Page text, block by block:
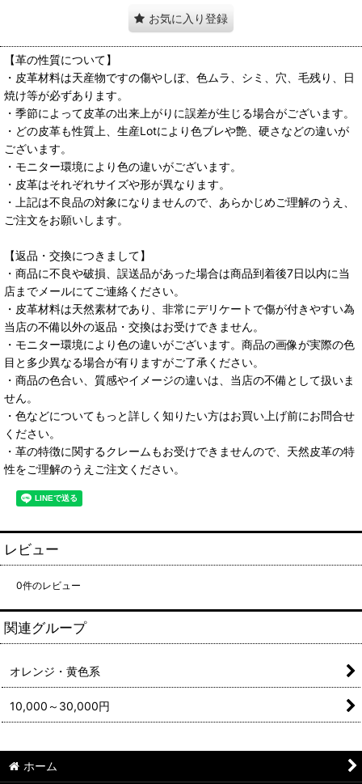
お気に入り登録
【革の性質について】
・皮革材料は天産物ですの傷やしぼ、色ムラ、シミ、穴、毛残り、日
焼け等が必ずあります。
・季節によって皮革の出来上がりに誤差が生じる場合がございます。
・どの皮革も性質上、生産Lotにより色ブレや艶、硬さなどの違いが
ございます。
・モニター環境により色の違いがございます。
・皮革はそれぞれサイズや形が異なります。
・上記は不良品の対象になりませんので、あらかじめご理解のうえ、
ご注文をお願いします。
【返品・交換につきまして】
・商品に不良や破損、誤送品があった場合は商品到着後7日以内に当
店までメールにてご連絡ください。
・皮革材料は天然素材であり、非常にデリケートで傷が付きやすい為
当店の不備以外の返品・交換はお受けできません。
・モニター環境により色の違いがございます。商品の画像が実際の色
目と多少異なる場合が有りますがご了承ください。
・商品の色合い、質感やイメージの違いは、当店の不備として扱いま
せん。
・色などについてもっと詳しく知りたい方はお買い上げ前にお問合せ
ください。
・革の特徴に関するクレームもお受けできませんので、天然皮革の特
性をご理解のうえご注文ください。
レビュー
0件のレビュー
関連グループ
オレンジ・黄色系
10,000～30,000円
ホーム